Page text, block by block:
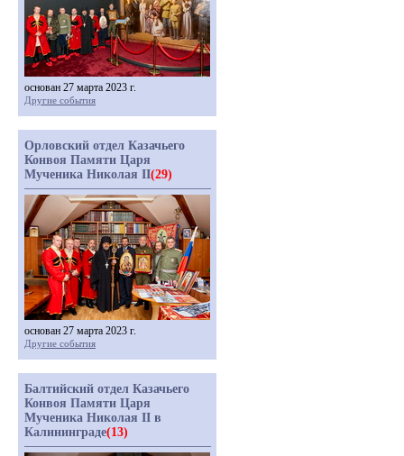
основан 27 марта 2023 г.
Другие события
Орловский отдел Казачьего
Конвоя Памяти Царя
Мученика Николая II(29)
основан 27 марта 2023 г.
Другие события
Балтийский отдел Казачьего
Конвоя Памяти Царя
Мученика Николая II в
Калининграде(13)